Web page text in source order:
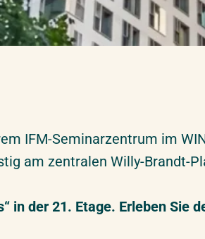
IFM-Seminarzentrum im
am zentralen Willy-Brandt-
in der 21. Etage. Erleben Sie